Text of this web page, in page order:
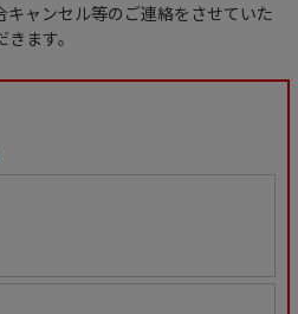
ャンセル等のご連絡をさせていた
きます。